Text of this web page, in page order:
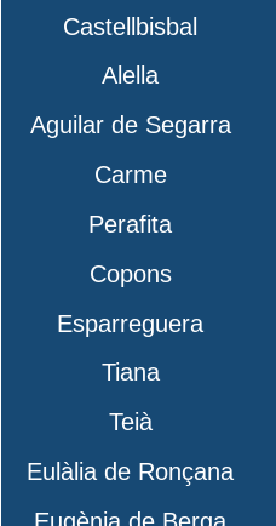
Castellbisbal
Alella
Aguilar de Segarra
Carme
Perafita
Copons
Esparreguera
Tiana
Teià
Eulàlia de Ronçana